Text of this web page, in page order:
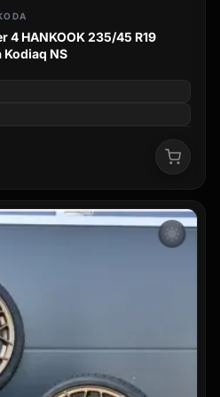
4 HANKOOK 235/45 R19
NS
wb_sunny